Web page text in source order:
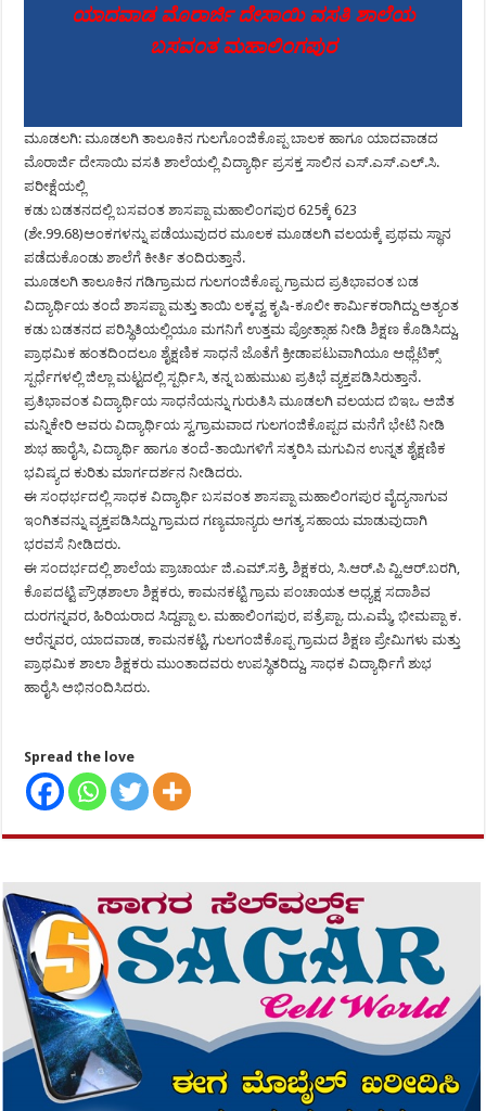
ಯಾದವಾಡ ಮೊರಾರ್ಜಿ ದೇಸಾಯಿ ವಸತಿ ಶಾಲೆಯ
ಬಸವಂತ ಮಹಾಲಿಂಗಪುರ
ಮೂಡಲಗಿ: ಮೂಡಲಗಿ ತಾಲೂಕಿನ ಗುಲಗೊಂಜಿಕೊಪ್ಪ ಬಾಲಕ ಹಾಗೂ ಯಾದವಾಡದ
ಮೊರಾರ್ಜಿ ದೇಸಾಯಿ ವಸತಿ ಶಾಲೆಯಲ್ಲಿ ವಿದ್ಯಾರ್ಥಿ ಪ್ರಸಕ್ತ ಸಾಲಿನ ಎಸ್.ಎಸ್.ಎಲ್.ಸಿ.
ಪರೀಕ್ಷೆಯಲ್ಲಿ
ಕಡು ಬಡತನದಲ್ಲಿ ಬಸವಂತ ಶಾಸಪ್ಪಾ ಮಹಾಲಿಂಗಪುರ 625ಕ್ಕೆ 623
(ಶೇ.99.68)ಅಂಕಗಳನ್ನು ಪಡೆಯುವುದರ ಮೂಲಕ ಮೂಡಲಗಿ ವಲಯಕ್ಕೆ ಪ್ರಥಮ ಸ್ಥಾನ
ಪಡೆದುಕೊಂಡು ಶಾಲೆಗೆ ಕೀರ್ತಿ ತಂದಿರುತ್ತಾನೆ.
ಮೂಡಲಗಿ ತಾಲೂಕಿನ ಗಡಿಗ್ರಾಮದ ಗುಲಗಂಜಿಕೊಪ್ಪ ಗ್ರಾಮದ ಪ್ರತಿಭಾವಂತ ಬಡ
ವಿದ್ಯಾರ್ಥಿಯ ತಂದೆ ಶಾಸಪ್ಪಾ ಮತ್ತು ತಾಯಿ ಲಕ್ಕವ್ವ ಕೃಷಿ-ಕೂಲೀ ಕಾರ್ಮಿಕರಾಗಿದ್ದು ಅತ್ಯಂತ
ಕಡು ಬಡತನದ ಪರಿಸ್ಥಿತಿಯಲ್ಲಿಯೂ ಮಗನಿಗೆ ಉತ್ತಮ ಪ್ರೋತ್ಸಾಹ ನೀಡಿ ಶಿಕ್ಷಣ ಕೊಡಿಸಿದ್ದು,
ಪ್ರಾಥಮಿಕ ಹಂತದಿಂದಲೂ ಶೈಕ್ಷಣಿಕ ಸಾಧನೆ ಜೊತೆಗೆ ಕ್ರೀಡಾಪಟುವಾಗಿಯೂ ಅಥ್ಲೆಟಿಕ್ಸ್
ಸ್ಪರ್ಧೆಗಳಲ್ಲಿ ಜಿಲ್ಲಾ ಮಟ್ಟದಲ್ಲಿ ಸ್ಪರ್ಧಿಸಿ, ತನ್ನ ಬಹುಮುಖ ಪ್ರತಿಭೆ ವ್ಯಕ್ತಪಡಿಸಿರುತ್ತಾನೆ.
ಪ್ರತಿಭಾವಂತ ವಿದ್ಯಾರ್ಥಿಯ ಸಾಧನೆಯನ್ನು ಗುರುತಿಸಿ ಮೂಡಲಗಿ ವಲಯದ ಬಿಇಒ ಅಜಿತ
ಮನ್ನಿಕೇರಿ ಅವರು ವಿದ್ಯಾರ್ಥಿಯ ಸ್ವಗ್ರಾಮವಾದ ಗುಲಗಂಜಿಕೊಪ್ಪದ ಮನೆಗೆ ಭೇಟಿ ನೀಡಿ
ಶುಭ ಹಾರೈಸಿ, ವಿದ್ಯಾರ್ಥಿ ಹಾಗೂ ತಂದೆ-ತಾಯಿಗಳಿಗೆ ಸತ್ಕರಿಸಿ ಮಗುವಿನ ಉನ್ನತ ಶೈಕ್ಷಣಿಕ
ಭವಿಷ್ಯದ ಕುರಿತು ಮಾರ್ಗದರ್ಶನ ನೀಡಿದರು.
ಈ ಸಂಧರ್ಭದಲ್ಲಿ ಸಾಧಕ ವಿದ್ಯಾರ್ಥಿ ಬಸವಂತ ಶಾಸಪ್ಪಾ ಮಹಾಲಿಂಗಪುರ ವೈದ್ಯನಾಗುವ
ಇಂಗಿತವನ್ನು ವ್ಯಕ್ತಪಡಿಸಿದ್ದು ಗ್ರಾಮದ ಗಣ್ಯಮಾನ್ಯರು ಅಗತ್ಯ ಸಹಾಯ ಮಾಡುವುದಾಗಿ
ಭರವಸೆ ನೀಡಿದರು.
ಈ ಸಂದರ್ಭದಲ್ಲಿ ಶಾಲೆಯ ಪ್ರಾಚಾರ್ಯ ಜಿ.ಎಮ್.ಸಕ್ರಿ, ಶಿಕ್ಷಕರು, ಸಿ.ಆರ್.ಪಿ ವ್ಹಿ.ಆರ್.ಬರಗಿ,
ಕೊಪದಟ್ಟಿ ಪ್ರೌಢಶಾಲಾ ಶಿಕ್ಷಕರು, ಕಾಮನಕಟ್ಟಿ ಗ್ರಾಮ ಪಂಚಾಯತ ಅಧ್ಯಕ್ಷ ಸದಾಶಿವ
ದುರಗನ್ನವರ, ಹಿರಿಯರಾದ ಸಿದ್ದಪ್ಪಾ ಲ. ಮಹಾಲಿಂಗಪುರ, ಪತ್ರೆಪ್ಪಾ. ದು.ಎಮ್ಮೆ, ಭೀಮಪ್ಪಾ ಕ.
ಆರೆನ್ನವರ, ಯಾದವಾಡ, ಕಾಮನಕಟ್ಟಿ, ಗುಲಗಂಜಿಕೊಪ್ಪ ಗ್ರಾಮದ ಶಿಕ್ಷಣ ಪ್ರೇಮಿಗಳು ಮತ್ತು
ಪ್ರಾಥಮಿಕ ಶಾಲಾ ಶಿಕ್ಷಕರು ಮುಂತಾದವರು ಉಪಸ್ಥಿತರಿದ್ದು, ಸಾಧಕ ವಿದ್ಯಾರ್ಥಿಗೆ ಶುಭ
ಹಾರೈಸಿ ಅಭಿನಂದಿಸಿದರು.
Spread the love